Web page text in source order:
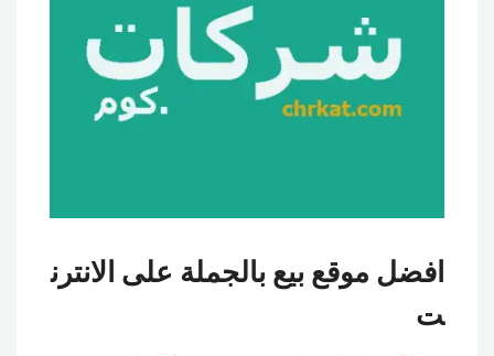
افضل موقع بيع بالجملة على الانترن
ت